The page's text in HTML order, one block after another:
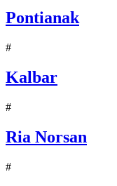
Pontianak
#
Kalbar
#
Ria Norsan
#